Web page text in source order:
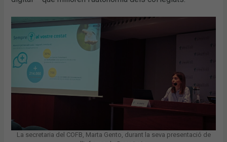
La secretaria del COFB, Marta Gento, durant la seva presentació de